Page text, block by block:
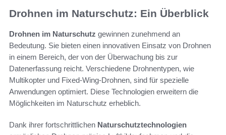
Drohnen im Naturschutz: Ein Überblick
Drohnen im Naturschutz gewinnen zunehmend an
Bedeutung. Sie bieten einen innovativen Einsatz von Drohnen
in einem Bereich, der von der Überwachung bis zur
Datenerfassung reicht. Verschiedene Drohnentypen, wie
Multikopter und Fixed-Wing-Drohnen, sind für spezielle
Anwendungen optimiert. Diese Technologien erweitern die
Möglichkeiten im Naturschutz erheblich.
Dank ihrer fortschrittlichen Naturschutztechnologien